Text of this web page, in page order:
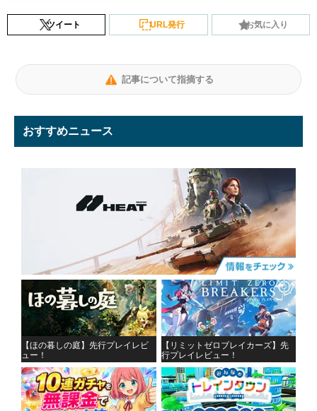
ツイート URL発行 お気に入り
記事について指摘する
おすすめニュース
【ほの暮しの庭】先行プレイレビ
ュー！
【リミットゼロブレイカーズ】先
行プレイレビュー！